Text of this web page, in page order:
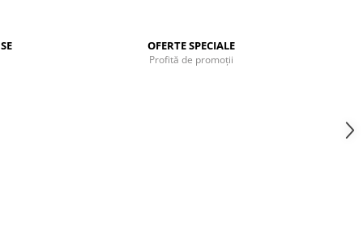
OFERTE SPECIALE
Profită de promoții